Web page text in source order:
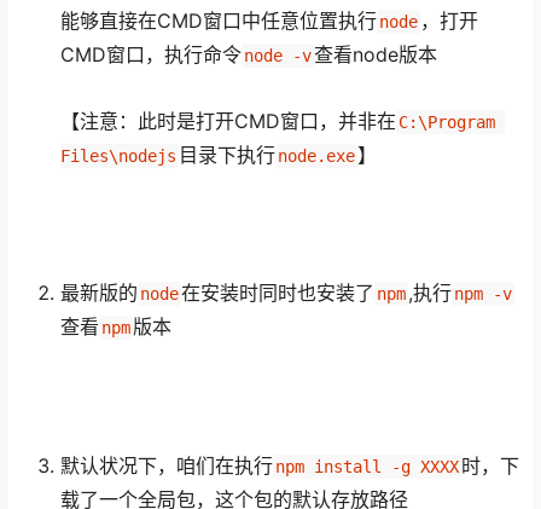
能够直接在CMD窗口中任意位置执行node ，打开
CMD窗口，执行命令node -v查看node版本
【注意：此时是打开CMD窗口，并非在 C:\Program
Files\nodejs 目录下执行node.exe】
最新版的 node在安装时同时也安装了 npm,执行npm -v
查看 npm版本
默认状况下，咱们在执行npm install -g XXXX时，下
载了一个全局包，这个包的默认存放路径